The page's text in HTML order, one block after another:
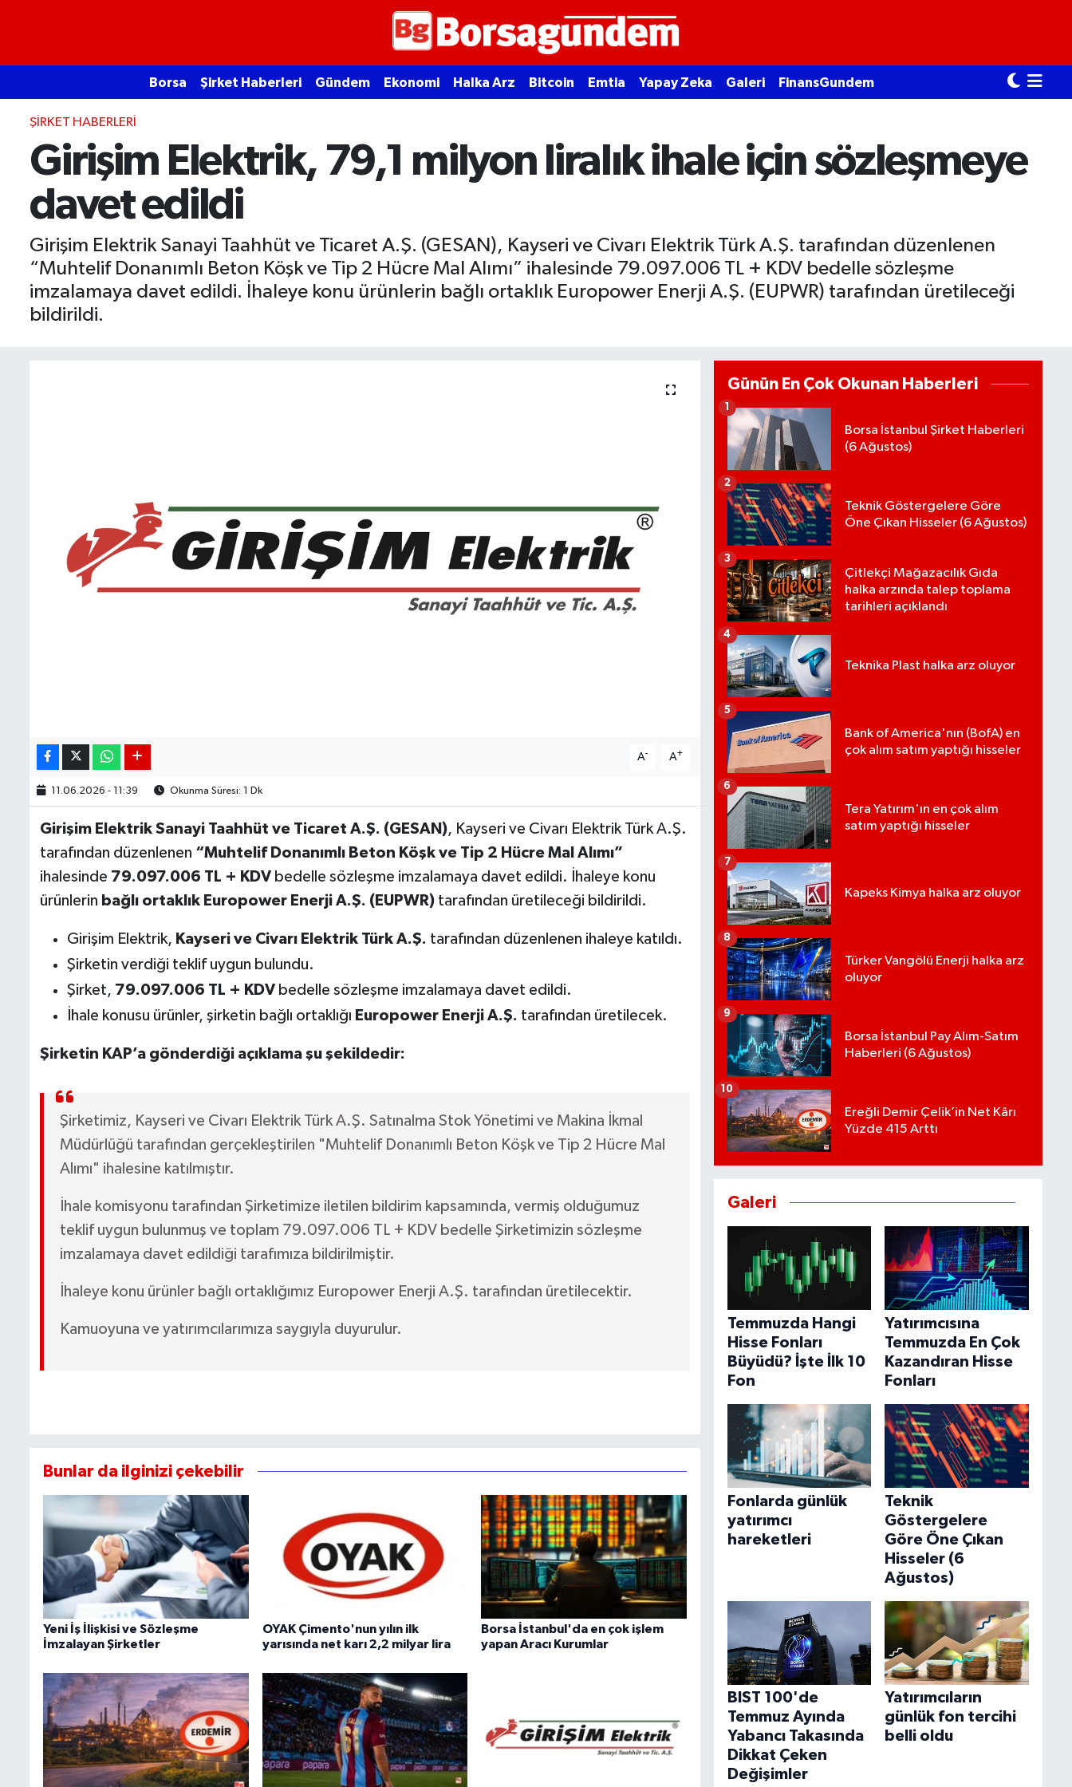
Borsa Şirket Haberleri Gündem Ekonomi Halka Arz Bitcoin Emtia Yapay Zeka Galeri FinansGundem
ŞIRKET HABERLERI
Girişim Elektrik, 79,1 milyon liralık ihale için sözleşmeye
davet edildi
Girişim Elektrik Sanayi Taahhüt ve Ticaret A.Ş. (GESAN), Kayseri ve Civarı Elektrik Türk A.Ş. tarafından düzenlenen
“Muhtelif Donanımlı Beton Köşk ve Tip 2 Hücre Mal Alımı” ihalesinde 79.097.006 TL + KDV bedelle sözleşme
imzalamaya davet edildi. İhaleye konu ürünlerin bağlı ortaklık Europower Enerji A.Ş. (EUPWR) tarafından üretileceği
bildirildi.
A- A+
11.06.2026 - 11:39 Okunma Süresi: 1 Dk
Girişim Elektrik Sanayi Taahhüt ve Ticaret A.Ş. (GESAN), Kayseri ve Civarı Elektrik Türk A.Ş.
tarafından düzenlenen “Muhtelif Donanımlı Beton Köşk ve Tip 2 Hücre Mal Alımı”
ihalesinde 79.097.006 TL + KDV bedelle sözleşme imzalamaya davet edildi. İhaleye konu
ürünlerin bağlı ortaklık Europower Enerji A.Ş. (EUPWR) tarafından üretileceği bildirildi.
Girişim Elektrik, Kayseri ve Civarı Elektrik Türk A.Ş. tarafından düzenlenen ihaleye katıldı.
Şirketin verdiği teklif uygun bulundu.
Şirket, 79.097.006 TL + KDV bedelle sözleşme imzalamaya davet edildi.
İhale konusu ürünler, şirketin bağlı ortaklığı Europower Enerji A.Ş. tarafından üretilecek.
Şirketin KAP’a gönderdiği açıklama şu şekildedir:
Şirketimiz, Kayseri ve Civarı Elektrik Türk A.Ş. Satınalma Stok Yönetimi ve Makina İkmal
Müdürlüğü tarafından gerçekleştirilen "Muhtelif Donanımlı Beton Köşk ve Tip 2 Hücre Mal
Alımı" ihalesine katılmıştır.
İhale komisyonu tarafından Şirketimize iletilen bildirim kapsamında, vermiş olduğumuz
teklif uygun bulunmuş ve toplam 79.097.006 TL + KDV bedelle Şirketimizin sözleşme
imzalamaya davet edildiği tarafımıza bildirilmiştir.
İhaleye konu ürünler bağlı ortaklığımız Europower Enerji A.Ş. tarafından üretilecektir.
Kamuoyuna ve yatırımcılarımıza saygıyla duyurulur.
Bunlar da ilginizi çekebilir
Yeni İş İlişkisi ve Sözleşme
İmzalayan Şirketler
OYAK Çimento'nun yılın ilk
yarısında net karı 2,2 milyar lira
Borsa İstanbul'da en çok işlem
yapan Aracı Kurumlar
Günün En Çok Okunan Haberleri
Borsa İstanbul Şirket Haberleri
(6 Ağustos)
1
Teknik Göstergelere Göre
Öne Çıkan Hisseler (6 Ağustos)
2
Çitlekçi Mağazacılık Gıda
halka arzında talep toplama
tarihleri açıklandı
3
Teknika Plast halka arz oluyor
4
Bank of America'nın (BofA) en
çok alım satım yaptığı hisseler
5
Tera Yatırım'ın en çok alım
satım yaptığı hisseler
6
Kapeks Kimya halka arz oluyor
7
Türker Vangölü Enerji halka arz
oluyor
8
Borsa İstanbul Pay Alım-Satım
Haberleri (6 Ağustos)
9
Ereğli Demir Çelik’in Net Kârı
Yüzde 415 Arttı
10
Galeri
Temmuzda Hangi
Hisse Fonları
Büyüdü? İşte İlk 10
Fon
Yatırımcısına
Temmuzda En Çok
Kazandıran Hisse
Fonları
Fonlarda günlük
yatırımcı
hareketleri
Teknik
Göstergelere
Göre Öne Çıkan
Hisseler (6
Ağustos)
BIST 100'de
Temmuz Ayında
Yabancı Takasında
Dikkat Çeken
Değişimler
Yatırımcıların
günlük fon tercihi
belli oldu
Ekonomi
Emtia
Gündem
Bitcoin
Şirket Haberleri
Kiripto Para Piyasası
Gizlilik Sözleşmesi
Hakkımızda